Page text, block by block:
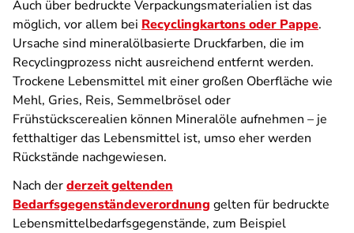
Auch über bedruckte Verpackungsmaterialien ist das
möglich, vor allem bei Recyclingkartons oder Pappe.
Ursache sind mineralölbasierte Druckfarben, die im
Recyclingprozess nicht ausreichend entfernt werden.
Trockene Lebensmittel mit einer großen Oberfläche wie
Mehl, Gries, Reis, Semmelbrösel oder
Frühstückscerealien können Mineralöle aufnehmen – je
fetthaltiger das Lebensmittel ist, umso eher werden
Rückstände nachgewiesen.
Nach derderzeit geltenden
Bedarfsgegenständeverordnung gelten für bedruckte
Lebensmittelbedarfsgegenstände, zum Beispiel